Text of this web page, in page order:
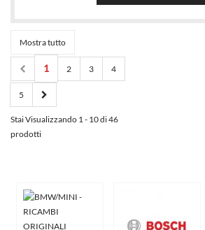
Mostra tutto
1 2 3 4
5
Stai Visualizzando 1 - 10 di 46
prodotti